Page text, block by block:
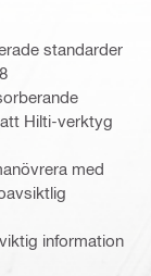
standarder
Hilti-verktyg
med
information